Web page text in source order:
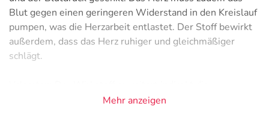
Blut gegen einen geringeren Widerstand in den Kreislauf
pumpen, was die Herzarbeit entlastet. Der Stoff bewirkt
außerdem, dass das Herz ruhiger und gleichmäßiger
schlägt.
Blutgefäße. Um das zu erreichen, blockiert er im Körper
Mehr anzeigen